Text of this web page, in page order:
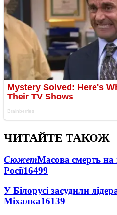
ЧИТАЙТЕ ТАКОЖ
СюжетМасова смерть
Росії16499
У Білорусі засудили
Міхалка16139